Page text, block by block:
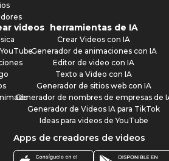
videos herramientas de IA
Crear Videos con IA
Generador de animaciones con IA
Editor de video con IA
Texto a Video con IA
Generador de sitios web con IA
Generador de nombres de empresas de
Generador de Videos IA para TikTok
Ideas para videos de YouTube
Apps de creadores de videos